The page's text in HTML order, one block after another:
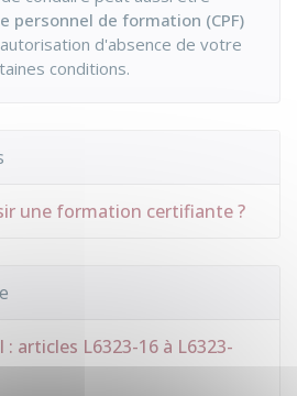
personnel de formation (CPF)
d'absence de votre
conditions.
une formation certifiante ?
articles L6323-16 à L6323-